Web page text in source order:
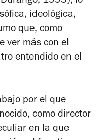
ideológica,
que, como
ver más con el
entendido en el
por el que
como director
en la que